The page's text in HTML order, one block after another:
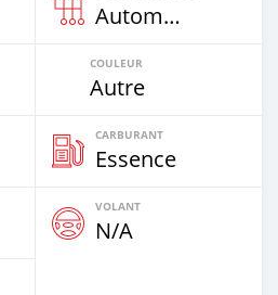
Automatique
COULEUR
Autre
CARBURANT
Essence
VOLANT
N/A